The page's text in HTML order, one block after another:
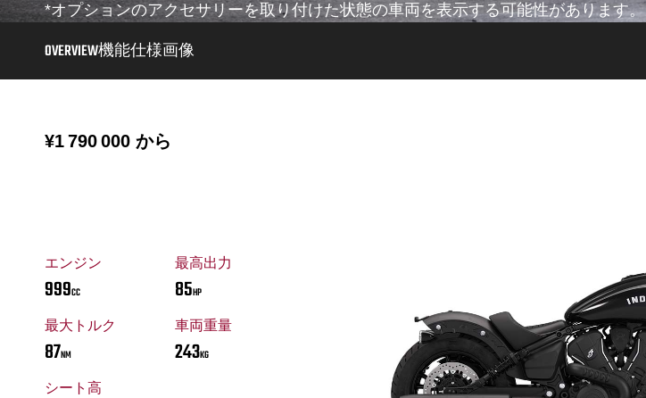
*オプションのアクセサリーを取り付けた状態の車両を表示する可能性があります。
OVERVIEW機能仕様画像
から
¥1 790 000
エンジン
999CC
最高出力
85HP
最大トルク
87NM
車両重量
243KG
シート高